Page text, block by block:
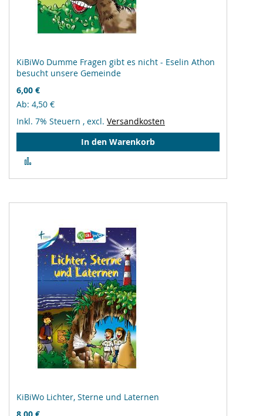
KiBiWo Dumme Fragen gibt es nicht - Eselin Athon
besucht unsere Gemeinde
6,00 €
Ab 4,50 €
Inkl. 7% Steuern , excl. Versandkosten
In den Warenkorb
hinzufügen
KiBiWo Lichter, Sterne und Laternen